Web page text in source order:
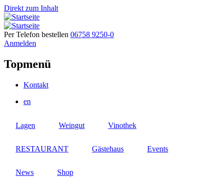
Direkt zum Inhalt
Per Telefon bestellen 06758 9250-0
Anmelden
Topmenü
Kontakt
en
Lagen Weingut Vinothek
RESTAURANT Gästehaus Events
News Shop